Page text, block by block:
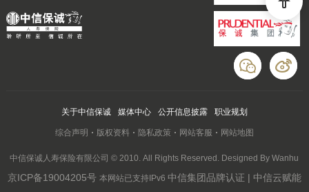
关于中信保诚 媒体中心 公开信息披露 职业规划
综合声明 版权资料 隐私政策 网站客服 网站地图
中信保诚人寿保险有限公司 © 2010. All Rights Reserved. Designed By Wanhu
京ICP备19004205号 本网站已支持IPv6 中信集团品牌认证 | 中信云赋能